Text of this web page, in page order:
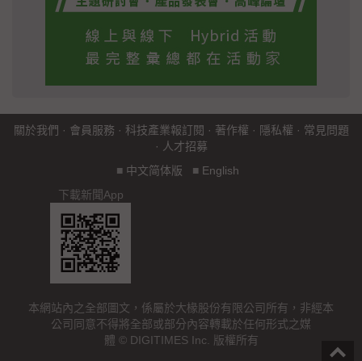
關於我們 · 會員服務 · 科技產業報訂閱 · 著作權 · 隱私權 · 常見問題
· 人才招募
■ 中文简体版 ■ English
下載新聞App
本網站內之全部圖文，係屬於大椽股份有限公司所有，非經本
公司同意不得將全部或部分內容轉載於任何形式之媒
體 © DIGITIMES Inc. 版權所有